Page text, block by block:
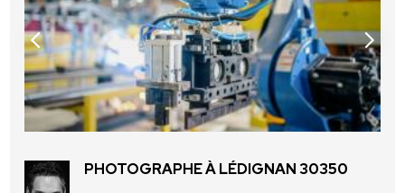
PHOTOGRAPHE À LÉDIGNAN 30350